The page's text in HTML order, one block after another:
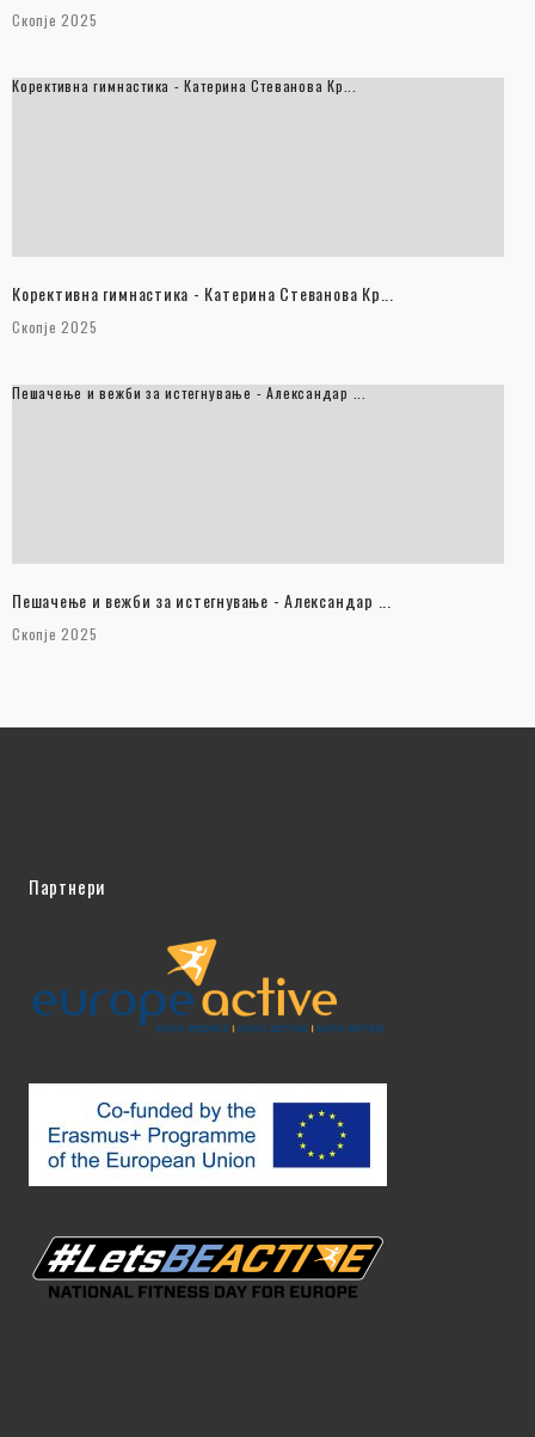
Скопје 2025
Корективна гимнастика - Катерина Стеванова Кр...
Корективна гимнастика - Катерина Стеванова Кр...
Скопје 2025
Пешачење и вежби за истегнување - Александар ...
Пешачење и вежби за истегнување - Александар ...
Скопје 2025
Партнери